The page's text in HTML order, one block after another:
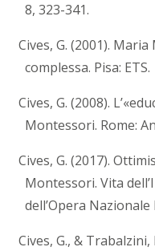
8, 323-341.
Cives, G. (2001).
complessa. Pisa: ETS.
Cives, G. (2008).
Montessori. Rome:
Cives, G. (2017).
Montessori. Vita
dell’Opera
Cives, G., &